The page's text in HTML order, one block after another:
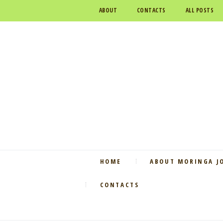
ABOUT CONTACTS ALL POSTS
HOME ABOUT MORINGA
CONTACTS